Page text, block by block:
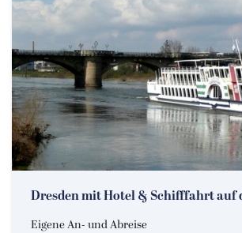
Dresden mit Hotel & Schifffahrt auf
Eigene An- und Abreise